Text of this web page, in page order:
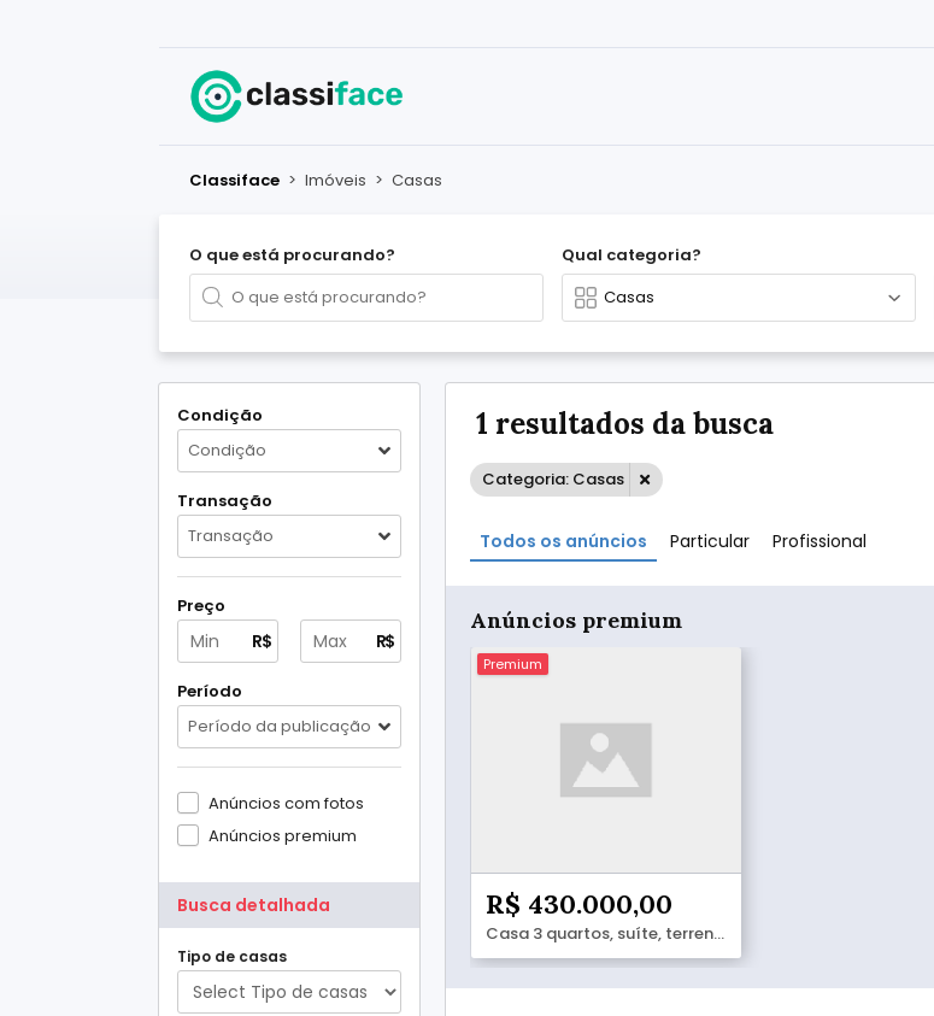
Classiface > Imóveis > Casas
O que está procurando? Qual categoria?
Condição
Condição
Transação
Transação
Preço
R$ R$
Período
Período da publicação
Anúncios com fotos
Anúncios premium
Busca detalhada
Tipo de casas
1 resultados da busca
Categoria: Casas
Todos os anúncios Particular Profissional
Anúncios premium
Premium
R$ 430.000,00
Casa 3 quartos, suíte, terreno inteiro